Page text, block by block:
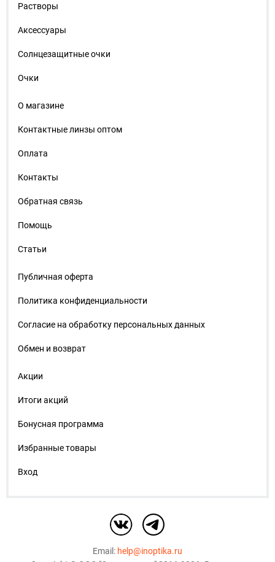
Растворы
Аксессуары
Солнцезащитные очки
Очки
О магазине
Контактные линзы оптом
Оплата
Контакты
Обратная связь
Помощь
Статьи
Публичная оферта
Политика конфиденциальности
Согласие на обработку персональных данных
Обмен и возврат
Акции
Итоги акций
Бонусная программа
Избранные товары
Вход
Email: help@inoptika.ru